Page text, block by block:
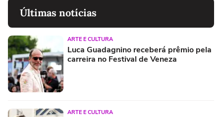
Últimas notícias
ARTE E CULTURA
Luca Guadagnino receberá prêmio pela
carreira no Festival de Veneza
ARTE E CULTURA